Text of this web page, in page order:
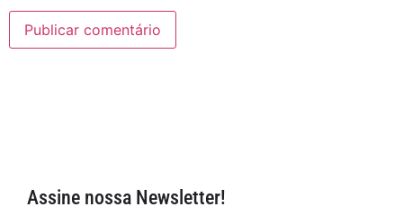
Assine nossa Newsletter!